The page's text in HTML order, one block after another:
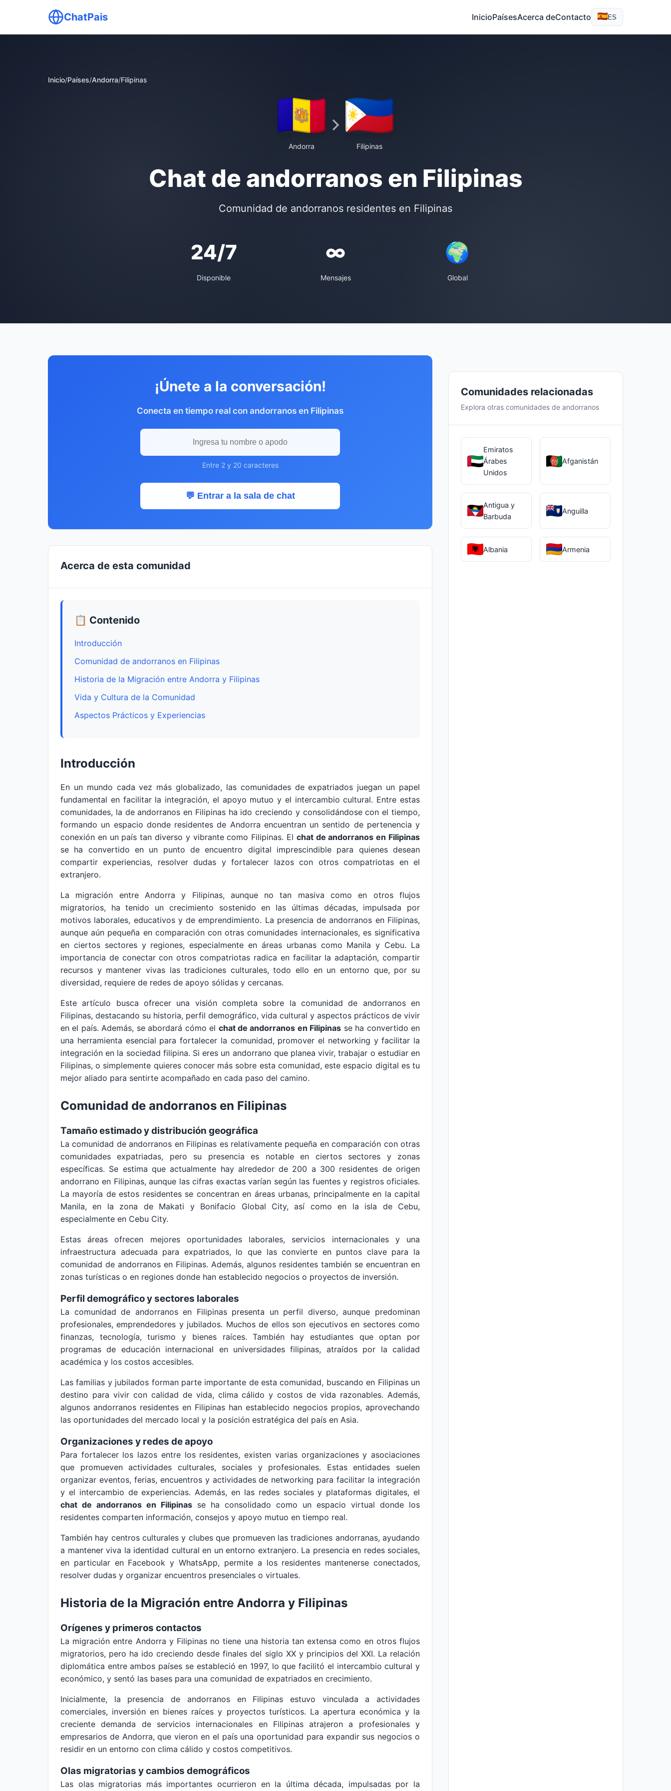
ChatPais InicioPaísesAcerca deContacto ES
Inicio/Países/Andorra/Filipinas
Andorra Filipinas
Chat de andorranos en Filipinas
Comunidad de andorranos residentes en Filipinas
24/7
Disponible
∞
Mensajes
🌍
Global
¡Únete a la conversación!
Conecta en tiempo real con andorranos en Filipinas
Entre 2 y 20 caracteres
💬 Entrar a la sala de chat
Acerca de esta comunidad
📋 Contenido
Introducción
Comunidad de andorranos en Filipinas
Historia de la Migración entre Andorra y Filipinas
Vida y Cultura de la Comunidad
Aspectos Prácticos y Experiencias
Introducción
En un mundo cada vez más globalizado, las comunidades de expatriados juegan un papel
fundamental en facilitar la integración, el apoyo mutuo y el intercambio cultural. Entre estas
comunidades, la de andorranos en Filipinas ha ido creciendo y consolidándose con el tiempo,
formando un espacio donde residentes de Andorra encuentran un sentido de pertenencia y
conexión en un país tan diverso y vibrante como Filipinas. El chat de andorranos en Filipinas
se ha convertido en un punto de encuentro digital imprescindible para quienes desean
compartir experiencias, resolver dudas y fortalecer lazos con otros compatriotas en el
extranjero.
La migración entre Andorra y Filipinas, aunque no tan masiva como en otros flujos
migratorios, ha tenido un crecimiento sostenido en las últimas décadas, impulsada por
motivos laborales, educativos y de emprendimiento. La presencia de andorranos en Filipinas,
aunque aún pequeña en comparación con otras comunidades internacionales, es significativa
en ciertos sectores y regiones, especialmente en áreas urbanas como Manila y Cebu. La
importancia de conectar con otros compatriotas radica en facilitar la adaptación, compartir
recursos y mantener vivas las tradiciones culturales, todo ello en un entorno que, por su
diversidad, requiere de redes de apoyo sólidas y cercanas.
Este artículo busca ofrecer una visión completa sobre la comunidad de andorranos en
Filipinas, destacando su historia, perfil demográfico, vida cultural y aspectos prácticos de vivir
en el país. Además, se abordará cómo el chat de andorranos en Filipinas se ha convertido en
una herramienta esencial para fortalecer la comunidad, promover el networking y facilitar la
integración en la sociedad filipina. Si eres un andorrano que planea vivir, trabajar o estudiar en
Filipinas, o simplemente quieres conocer más sobre esta comunidad, este espacio digital es tu
mejor aliado para sentirte acompañado en cada paso del camino.
Comunidad de andorranos en Filipinas
Tamaño estimado y distribución geográfica
La comunidad de andorranos en Filipinas es relativamente pequeña en comparación con otras
comunidades expatriadas, pero su presencia es notable en ciertos sectores y zonas
específicas. Se estima que actualmente hay alrededor de 200 a 300 residentes de origen
andorrano en Filipinas, aunque las cifras exactas varían según las fuentes y registros oficiales.
La mayoría de estos residentes se concentran en áreas urbanas, principalmente en la capital
Manila, en la zona de Makati y Bonifacio Global City, así como en la isla de Cebu,
especialmente en Cebu City.
Estas áreas ofrecen mejores oportunidades laborales, servicios internacionales y una
infraestructura adecuada para expatriados, lo que las convierte en puntos clave para la
comunidad de andorranos en Filipinas. Además, algunos residentes también se encuentran en
zonas turísticas o en regiones donde han establecido negocios o proyectos de inversión.
Perfil demográfico y sectores laborales
La comunidad de andorranos en Filipinas presenta un perfil diverso, aunque predominan
profesionales, emprendedores y jubilados. Muchos de ellos son ejecutivos en sectores como
finanzas, tecnología, turismo y bienes raíces. También hay estudiantes que optan por
programas de educación internacional en universidades filipinas, atraídos por la calidad
académica y los costos accesibles.
Las familias y jubilados forman parte importante de esta comunidad, buscando en Filipinas un
destino para vivir con calidad de vida, clima cálido y costos de vida razonables. Además,
algunos andorranos residentes en Filipinas han establecido negocios propios, aprovechando
las oportunidades del mercado local y la posición estratégica del país en Asia.
Organizaciones y redes de apoyo
Para fortalecer los lazos entre los residentes, existen varias organizaciones y asociaciones
que promueven actividades culturales, sociales y profesionales. Estas entidades suelen
organizar eventos, ferias, encuentros y actividades de networking para facilitar la integración
y el intercambio de experiencias. Además, en las redes sociales y plataformas digitales, el
chat de andorranos en Filipinas se ha consolidado como un espacio virtual donde los
residentes comparten información, consejos y apoyo mutuo en tiempo real.
También hay centros culturales y clubes que promueven las tradiciones andorranas, ayudando
a mantener viva la identidad cultural en un entorno extranjero. La presencia en redes sociales,
en particular en Facebook y WhatsApp, permite a los residentes mantenerse conectados,
resolver dudas y organizar encuentros presenciales o virtuales.
Historia de la Migración entre Andorra y Filipinas
Orígenes y primeros contactos
La migración entre Andorra y Filipinas no tiene una historia tan extensa como en otros flujos
migratorios, pero ha ido creciendo desde finales del siglo XX y principios del XXI. La relación
diplomática entre ambos países se estableció en 1997, lo que facilitó el intercambio cultural y
económico, y sentó las bases para una comunidad de expatriados en crecimiento.
Inicialmente, la presencia de andorranos en Filipinas estuvo vinculada a actividades
comerciales, inversión en bienes raíces y proyectos turísticos. La apertura económica y la
creciente demanda de servicios internacionales en Filipinas atrajeron a profesionales y
empresarios de Andorra, que vieron en el país una oportunidad para expandir sus negocios o
residir en un entorno con clima cálido y costos competitivos.
Olas migratorias y cambios demográficos
Las olas migratorias más importantes ocurrieron en la última década, impulsadas por la
Comunidades relacionadas
Explora otras comunidades de andorranos
Emiratos
Árabes
Unidos
Afganistán
Antigua y
Barbuda
Anguilla
Albania Armenia